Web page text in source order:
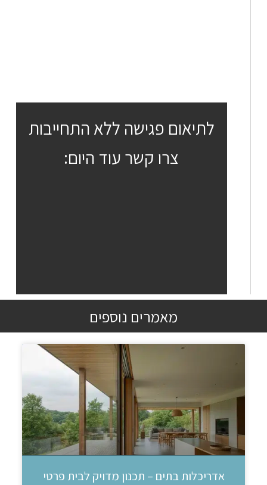
לתיאום פגישה ללא התחייבות
צרו קשר עוד היום:
מאמרים נוספים
אדריכלות בתים – תכנון מדויק לבית פרטי